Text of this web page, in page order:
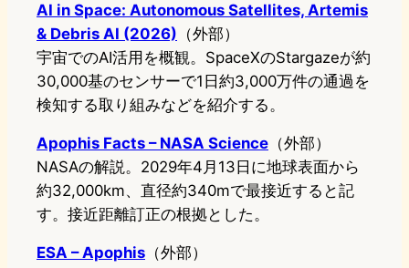
AI in Space: Autonomous Satellites, Artemis
& Debris AI (2026) （外部）
宇宙でのAI活用を概観。SpaceXのStargazeが約
30,000基のセンサーで1日約3,000万件の通過を
検知する取り組みなどを紹介する。
Apophis Facts – NASA Science （外部）
NASAの解説。2029年4月13日に地球表面から
約32,000km、直径約340mで最接近すると記
す。接近距離訂正の根拠とした。
ESA – Apophis （外部）